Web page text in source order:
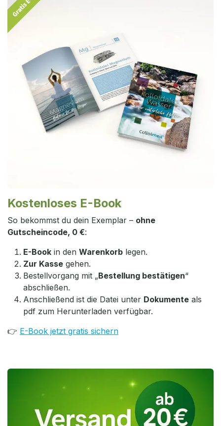
Kostenloses E-Book
So bekommst du dein Exemplar – ohne
Gutscheincode, 0 €:
E-Book in den Warenkorb legen.
Zur Kasse gehen.
Bestellvorgang mit „Bestellung bestätigen“
abschließen.
Anschließend ist die Datei unter Dokumente als
pdf zum Herunterladen verfügbar.
👉 E-Book jetzt gratis sichern